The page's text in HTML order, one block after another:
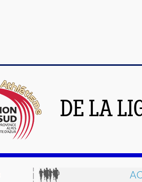
DE LA